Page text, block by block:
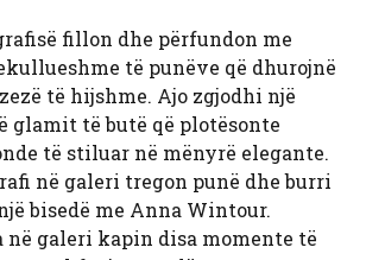
fillon dhe përfundon me
të punëve që dhurojnë
të hijshme. Ajo zgjodhi një
glamit të butë që plotësonte
të stiluar në mënyrë elegante.
në galeri tregon punë dhe burri
bisedë me Anna Wintour.
në galeri kapin disa momente të